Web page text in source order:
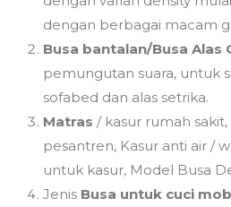
dengan berbagai macam
Busa bantalan/Busa Alas
pemungutan suara, untuk
sofabed dan alas setrika.
Matras / kasur rumah sakit,
pesantren, Kasur anti air /
untuk kasur, Model Busa
Jenis Busa untuk cuci